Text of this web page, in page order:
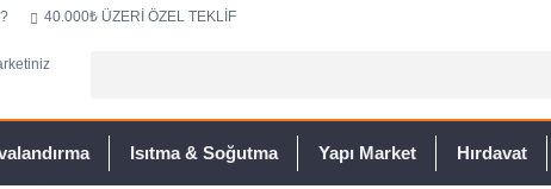
40.000₺ ÜZERİ ÖZEL TEKLİF
Isıtma & Soğutma Yapı Market Hırdavat